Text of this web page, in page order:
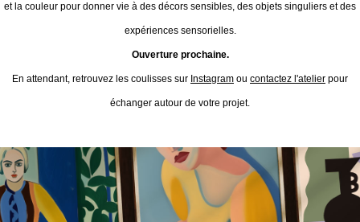
et la couleur pour donner vie à des décors sensibles, des objets singuliers et des
expériences sensorielles.
Ouverture prochaine.
En attendant, retrouvez les coulisses sur Instagram ou contactez l'atelier pour
échanger autour de votre projet.